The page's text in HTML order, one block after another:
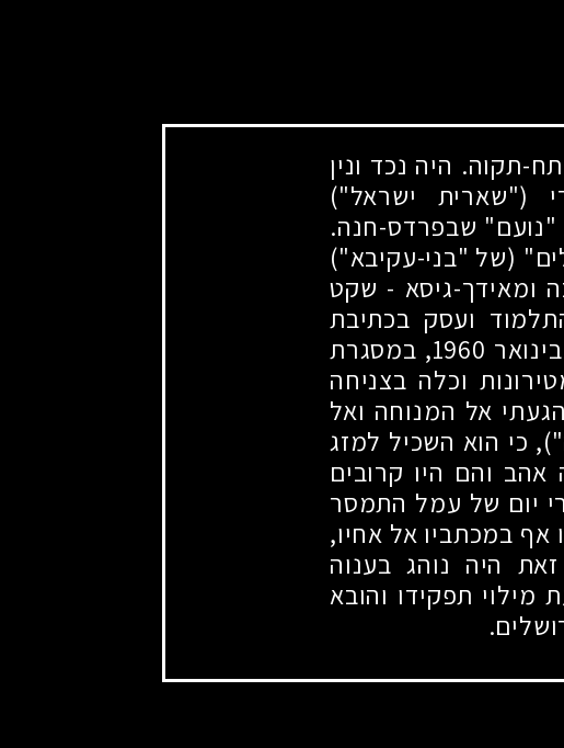
תקוה. היה נכד ונין
("שארית ישראל")
"נועם" שבפרדס-חנה.
(של "בני-עקיבא")
ומאידך-גיסא - שקט
ועסק בכתיבת
1960, במסגרת
וכלה בצניחה
אל המנוחה ואל
כי הוא השכיל למזג
והם היו קרובים
יום של עמל התמסר
אף במכתביו אל אחיו,
היה נוהג בענוה
מילוי תפקידו והובא